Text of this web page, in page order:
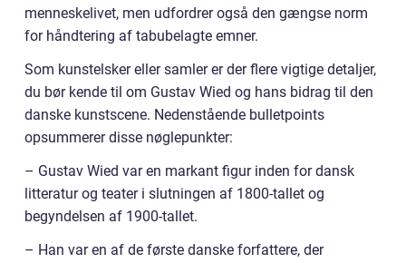
menneskelivet, men udfordrer også den gængse norm
for håndtering af tabubelagte emner.
Som kunstelsker eller samler er der flere vigtige detaljer,
du bør kende til om Gustav Wied og hans bidrag til den
danske kunstscene. Nedenstående bulletpoints
opsummerer disse nøglepunkter:
– Gustav Wied var en markant figur inden for dansk
litteratur og teater i slutningen af 1800-tallet og
begyndelsen af 1900-tallet.
– Han var en af de første danske forfattere, der